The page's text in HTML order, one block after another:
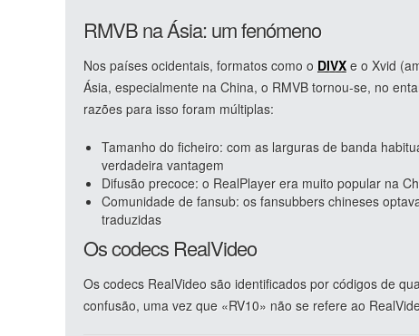
RMVB na Ásia: um fenómeno
Nos países ocidentais, formatos como o DIVX e o Xvid
Ásia, especialmente na China, o RMVB tornou-se, no
razões para isso foram múltiplas:
Tamanho do ficheiro: com as larguras de banda
verdadeira vantagem
Difusão precoce: o RealPlayer era muito popular na
Comunidade de fansub: os fansubbers chineses
traduzidas
Os codecs RealVideo
Os codecs RealVideo são identificados por códigos de
confusão, uma vez que «RV10» não se refere ao